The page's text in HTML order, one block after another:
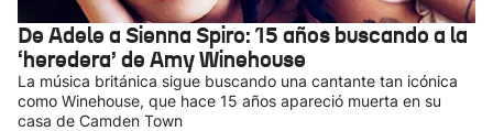
De Adele a Sienna Spiro: 15 años buscando a la
‘heredera’ de Amy Winehouse
La música británica sigue buscando una cantante tan icónica
como Winehouse, que hace 15 años apareció muerta en su
casa de Camden Town